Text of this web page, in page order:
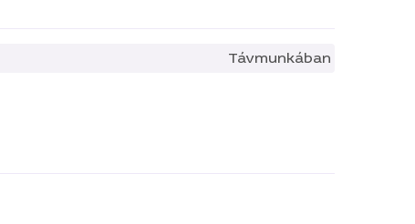
Távmunkában